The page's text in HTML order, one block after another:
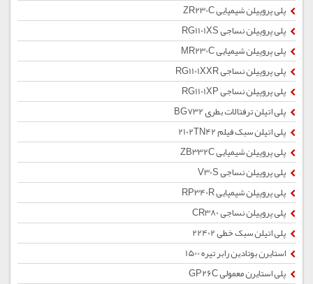
پلی پروپیلن شیمیایی ZR230C
پلی پروپیلن نساجی RG1101XS
پلی پروپیلن شیمیایی MR230C
پلی پروپیلن نساجی RG1101XXR
پلی پروپیلن نساجی RG1101XP
پلی اتیلن ترفتالات بطری BG732
پلی اتیلن سبک فیلم 2102TN42
پلی پروپیلن شیمیایی ZB332C
پلی پروپیلن نساجی V30S
پلی پروپیلن شیمیایی RP340R
پلی پروپیلن نساجی CR380
پلی اتیلن سبک خطی 22402
استایرن بوتادین رابر تیره 1500
پلی استایرن معمولی GP26C